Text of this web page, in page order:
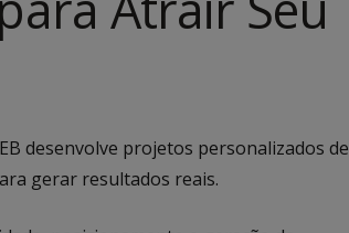
desenvolve projetos personalizados de
gerar resultados reais.